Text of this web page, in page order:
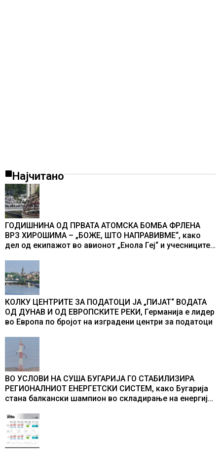
Најчитано
ГОДИШНИНА ОД ПРВАТА АТОМСКА БОМБА ФРЛЕНА
ВРЗ ХИРОШИМА – „БОЖЕ, ШТО НАПРАВИВМЕ“, како
дел од екипажот во авионот „Енола Геј“ и учесниците
промени текот на историјата
КОЛКУ ЦЕНТРИТЕ ЗА ПОДАТОЦИ ЈА „ПИЈАТ“ ВОДАТА
ОД ДУНАВ И ОД ЕВРОПСКИТЕ РЕКИ, Германија е лидер
во Европа по бројот на изградени центри за податоци
ВО УСЛОВИ НА СУША БУГАРИЈА ГО СТАБИЛИЗИРА
РЕГИОНАЛНИОТ ЕНЕРГЕТСКИ СИСТЕМ, како Бугарија
стана балкански шампион во складирање на енергија